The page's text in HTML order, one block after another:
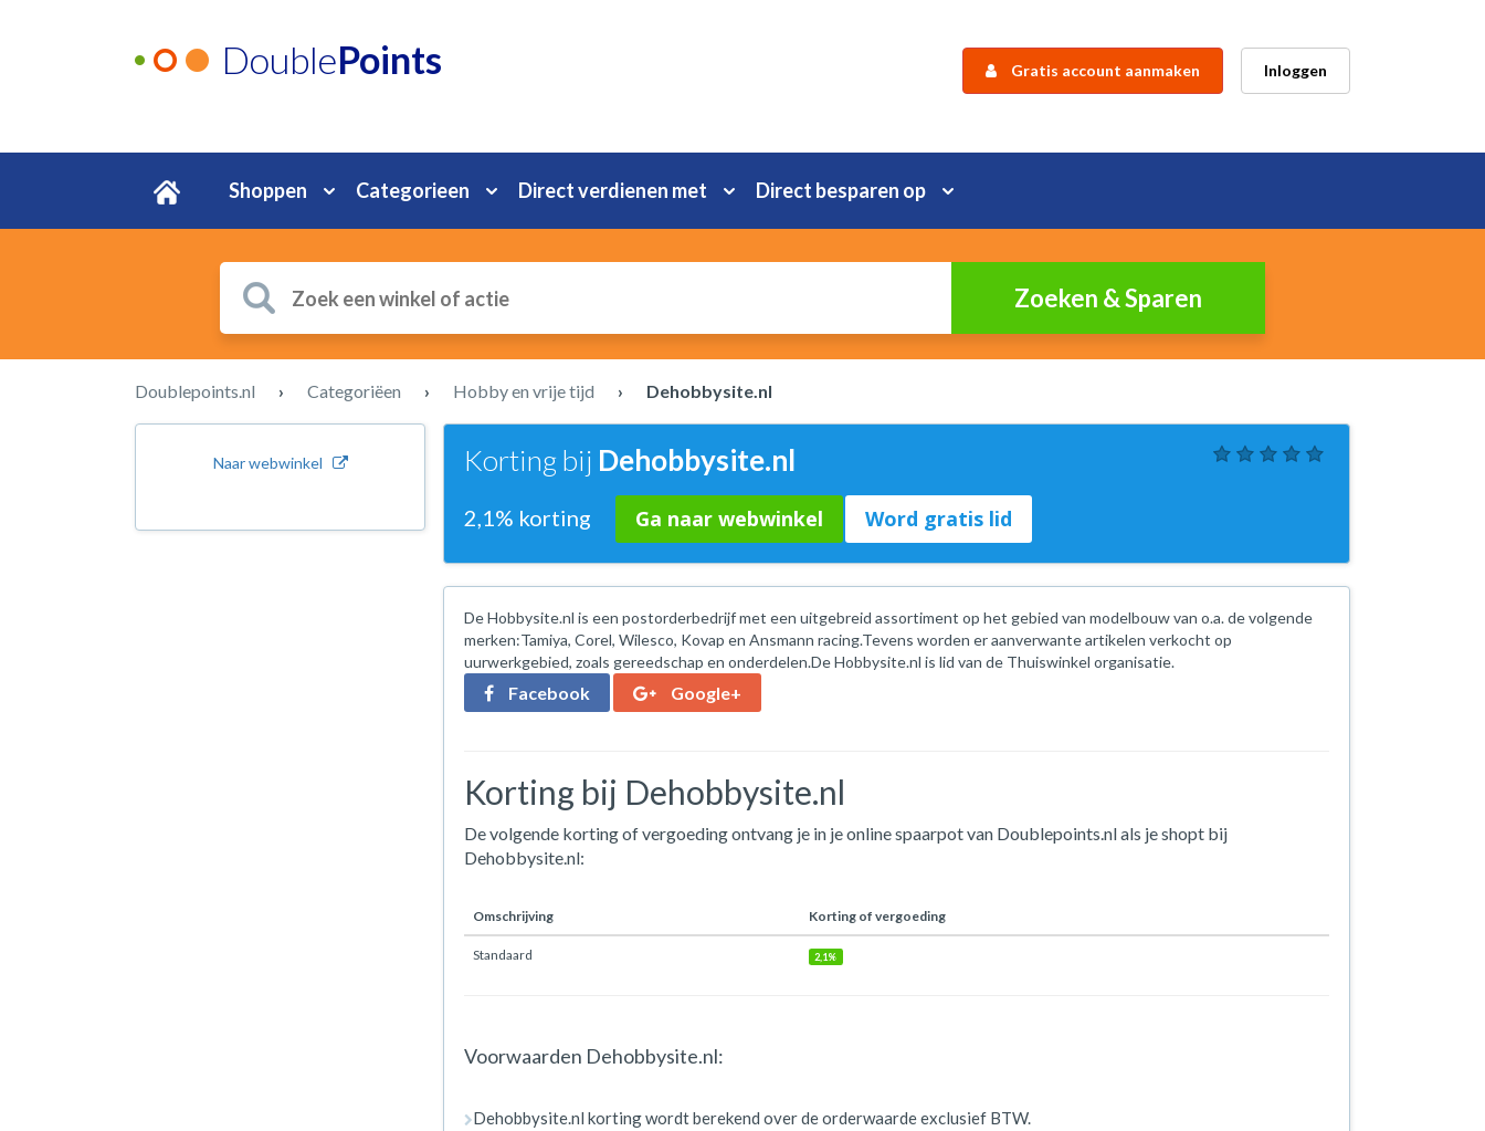
DoublePoints Gratis account aanmaken Inloggen
Shoppen Categorieen Direct verdienen met Direct besparen op
Doublepoints.nl › Categoriëen › Hobby en vrije tijd › Dehobbysite.nl
Naar webwinkel Korting bij Dehobbysite.nl
2,1% korting Ga naar webwinkel Word gratis lid
De Hobbysite.nl is een postorderbedrijf met een uitgebreid assortiment op het gebied van modelbouw van o.a. de volgende
merken:Tamiya, Corel, Wilesco, Kovap en Ansmann racing.Tevens worden er aanverwante artikelen verkocht op
uurwerkgebied, zoals gereedschap en onderdelen.De Hobbysite.nl is lid van de Thuiswinkel organisatie.
Facebook Google+
Korting bij Dehobbysite.nl
De volgende korting of vergoeding ontvang je in je online spaarpot van Doublepoints.nl als je shopt bij
Dehobbysite.nl:
Omschrijving Korting of vergoeding
Standaard 2,1%
Voorwaarden Dehobbysite.nl:
Dehobbysite.nl korting wordt berekend over de orderwaarde exclusief BTW.